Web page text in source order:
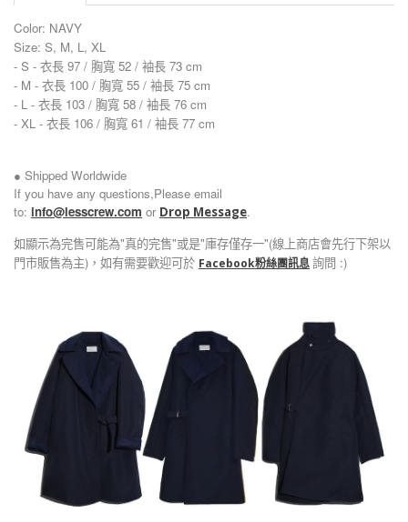
Color: NAVY
Size: S, M, L, XL
- S - 衣長 97 / 胸寬 52 / 袖長 73 cm
- M - 衣長 100 / 胸寬 55 / 袖長 75 cm
- L - 衣長 103 / 胸寬 58 / 袖長 76 cm
- XL - 衣長 106 / 胸寬 61 / 袖長 77 cm
● Shipped Worldwide
If you have any questions,Please email
to: info@lesscrew.com or Drop Message.
如顯示為完售可能為"真的完售"或是"庫存僅存一"(線上商店會先行下架以
門市販售為主)，如有需要歡迎可於 Facebook粉絲團訊息詢問 :)